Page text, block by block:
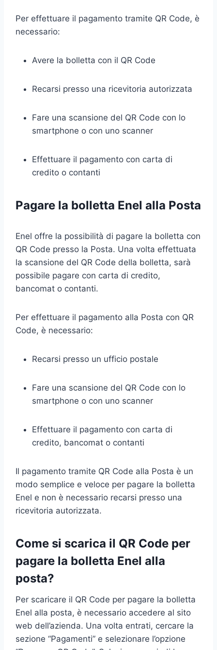
Per effettuare il pagamento tramite QR Code, è
necessario:
Avere la bolletta con il QR Code
Recarsi presso una ricevitoria autorizzata
Fare una scansione del QR Code con lo
smartphone o con uno scanner
Effettuare il pagamento con carta di
credito o contanti
Pagare la bolletta Enel alla Posta
Enel offre la possibilità di pagare la bolletta con
QR Code presso la Posta. Una volta effettuata
la scansione del QR Code della bolletta, sarà
possibile pagare con carta di credito,
bancomat o contanti.
Per effettuare il pagamento alla Posta con QR
Code, è necessario:
Recarsi presso un ufficio postale
Fare una scansione del QR Code con lo
smartphone o con uno scanner
Effettuare il pagamento con carta di
credito, bancomat o contanti
Il pagamento tramite QR Code alla Posta è un
modo semplice e veloce per pagare la bolletta
Enel e non è necessario recarsi presso una
ricevitoria autorizzata.
Come si scarica il QR Code per
pagare la bolletta Enel alla
posta?
Per scaricare il QR Code per pagare la bolletta
Enel alla posta, è necessario accedere al sito
web dell’azienda. Una volta entrati, cercare la
sezione “Pagamenti” e selezionare l’opzione